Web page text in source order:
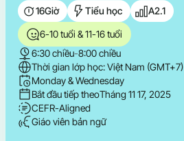
16Giờ Tiểu học A2.1
6-10 tuổi & 11-16 tuổi
6:30 chiều-8:00 chiều
Thời gian lớp học: Việt Nam (GMT+7)
Monday & Wednesday
Bắt đầu tiếp theoTháng 11 17, 2025
CEFR-Aligned
Giáo viên bản ngữ